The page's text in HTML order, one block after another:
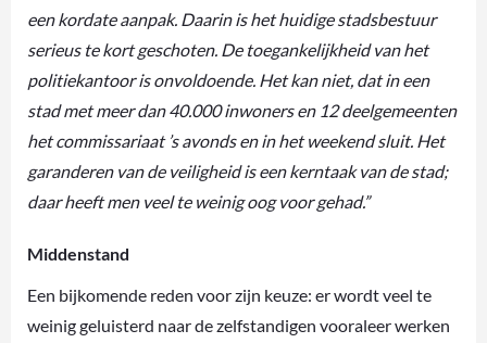
een kordate aanpak. Daarin is het huidige stadsbestuur
serieus te kort geschoten. De toegankelijkheid van het
politiekantoor is onvoldoende. Het kan niet, dat in een
stad met meer dan 40.000 inwoners en 12 deelgemeenten
het commissariaat ’s avonds en in het weekend sluit. Het
garanderen van de veiligheid is een kerntaak van de stad;
daar heeft men veel te weinig oog voor gehad.”
Middenstand
Een bijkomende reden voor zijn keuze: er wordt veel te
weinig geluisterd naar de zelfstandigen vooraleer werken